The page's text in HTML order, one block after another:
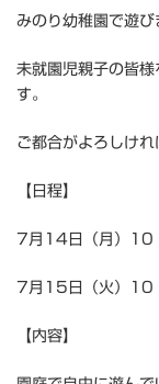
みのり幼稚園で遊び
未就園児親子の皆
す。
ご都合がよろしけれ
【日程】
7月14日（月）
7月15日（火）
【内容】